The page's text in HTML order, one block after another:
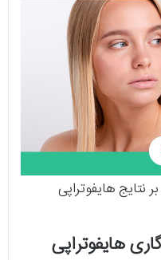
نتایج هایفوتراپی
هایفوتراپی